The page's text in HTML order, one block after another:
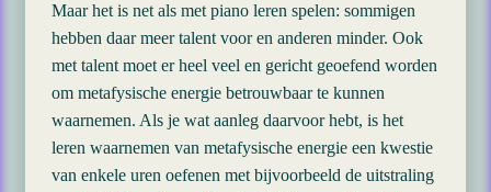
Maar het is net als met piano leren spelen: sommigen
hebben daar meer talent voor en anderen minder. Ook
met talent moet er heel veel en gericht geoefend worden
om metafysische energie betrouwbaar te kunnen
waarnemen. Als je wat aanleg daarvoor hebt, is het
leren waarnemen van metafysische energie een kwestie
van enkele uren oefenen met bijvoorbeeld de uitstraling